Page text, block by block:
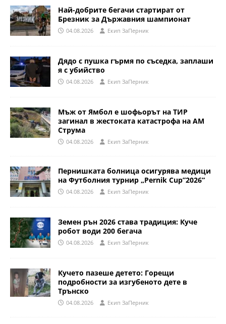
Най-добрите бегачи стартират от
Брезник за Държавния шампионат
04.08.2026 Eкип ЗаПерник
Дядо с пушка гърмя по съседка, заплаши
я с убийство
04.08.2026 Eкип ЗаПерник
Мъж от Ямбол е шофьорът на ТИР
загинал в жестоката катастрофа на АМ
Струма
04.08.2026 Eкип ЗаПерник
Пернишката болница осигурява медици
на Футболния турнир „Pernik Cup”2026“
04.08.2026 Eкип ЗаПерник
Земен рън 2026 става традиция: Куче
робот води 200 бегача
04.08.2026 Eкип ЗаПерник
Кучето пазеше детето: Горещи
подробности за изгубеното дете в
Трънско
04.08.2026 Eкип ЗаПерник